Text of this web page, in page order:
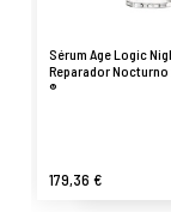
Sérum Age Logic
Reparador Nocturno
®
179,36 €